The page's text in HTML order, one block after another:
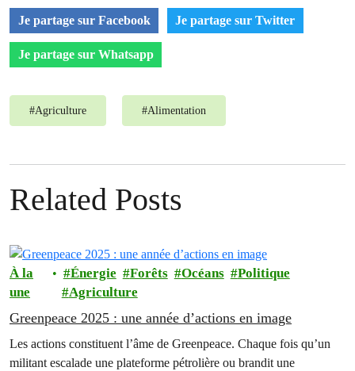
Je partage sur Facebook Je partage sur Twitter
Je partage sur Whatsapp
#Agriculture #Alimentation
Related Posts
À la
une
Énergie Forêts Océans
Politique
Agriculture
Greenpeace 2025 : une année d’actions en image
Les actions constituent l’âme de Greenpeace. Chaque fois qu’un
militant escalade une plateforme pétrolière ou brandit une